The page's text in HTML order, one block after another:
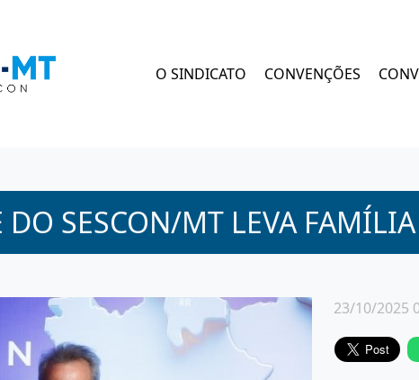
O SINDICATO CONVENÇÕES
DO SESCON/MT LEVA
23/10/2025